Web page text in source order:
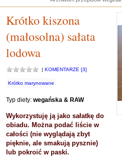
Krótko kiszona
(małosolna) sałata
lodowa
| KOMENTARZE [3]
Krótko marynowane
Typ diety: wegańska & RAW
Wykorzystuję ją jako sałatkę do
obiadu. Można podać liście w
całości (nie wyglądają zbyt
pięknie, ale smakują pysznie)
lub pokroić w paski.